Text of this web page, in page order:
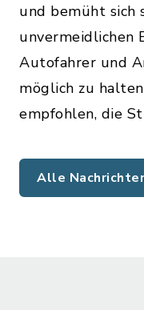
und bemüht sich
unvermeidlichen
Autofahrer und
möglich zu
empfohlen, die
Alle